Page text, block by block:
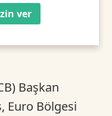
ver
Başkan
Euro Bölgesi